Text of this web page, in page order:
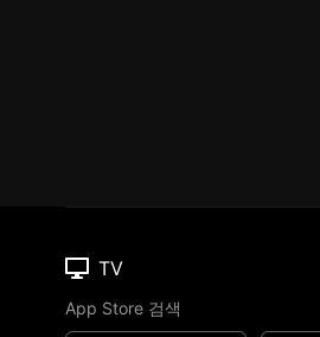
TV
App Store 검색